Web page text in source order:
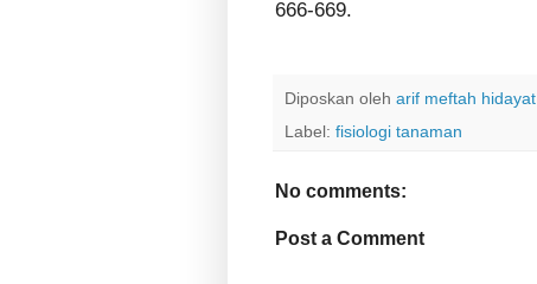
666-669.
Diposkan oleh arif meftah hidayat
Label: fisiologi tanaman
No comments:
Post a Comment